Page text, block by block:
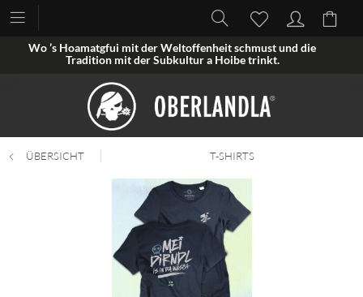
Wo ’s Hoamatgfui mit der Weltoffenheit schmust und die
Tradition mit der Subkultur a Hoibe trinkt.
ÜBERSICHT T-SHIRTS